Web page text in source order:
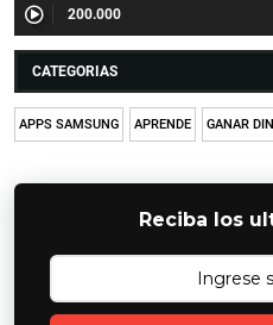
200.000
CATEGORIAS
APPS SAMSUNG APRENDE GANAR
Reciba los